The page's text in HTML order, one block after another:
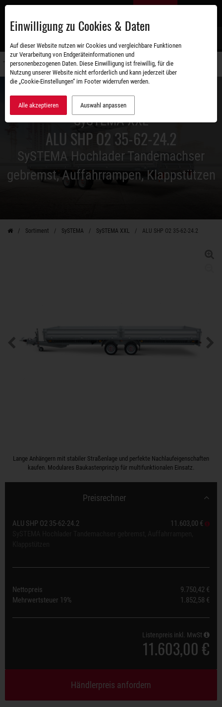
Zum
SySTEMA XXL
ALU SHP O2 35-62-24.2
SySTEMA Hochlader Tandemachser
gebremst, Auffahrrampen, Klappstützen
Sortiment SySTEMA SySTEMA XXL ALU SHP O2 35-62-24.2
Lange Anhängern mit stabiler Straßenlage und perfekte Nachlaufeigenschaften
kaufen. Modulares Baukastenprinzip für multifunktionalen Einsatz.
Preisrechner
ALU SHP O2 35-62-24.2
11.603,00 €
Nettopreis
9.750,42 €
Mehrwertsteuer 19% 1.852,58 €
Listenpreis inkl. MwSt
11.603,00 €
Händlerpreis anfordern
Einwilligung zu Cookies & Daten
Auf dieser Website nutzen wir Cookies und vergleichbare Funktionen
zur Verarbeitung von Endgeräteinformationen und
personenbezogenen Daten. Diese Einwilligung ist freiwillig, für die
Nutzung unserer Website nicht erforderlich und kann jederzeit über
die „Cookie-Einstellungen“ im Footer widerrufen werden.
Alle akzeptieren Auswahl anpassen